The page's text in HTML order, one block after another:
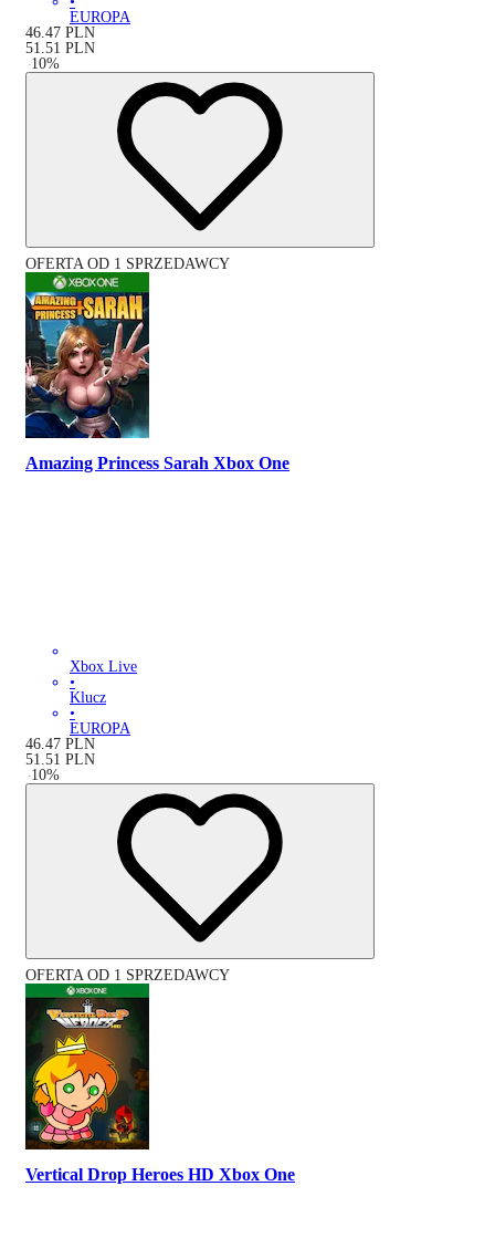
EUROPA
46.47 PLN
51.51 PLN
-10%
OFERTA OD 1 SPRZEDAWCY
Amazing Princess Sarah Xbox One
Xbox Live
•
Klucz
•
EUROPA
46.47 PLN
51.51 PLN
-10%
OFERTA OD 1 SPRZEDAWCY
Vertical Drop Heroes HD Xbox One